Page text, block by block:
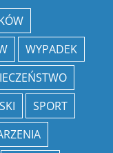
WYPADEK
SPORT